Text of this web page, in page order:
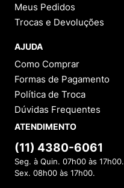
Meus Pedidos
Trocas e Devoluções
AJUDA
Como Comprar
Formas de Pagamento
Política de Troca
Dúvidas Frequentes
ATENDIMENTO
(11) 4380-6061
Seg. à Quin. 07h00 às 17h00.
Sex. 08h00 às 17h00.